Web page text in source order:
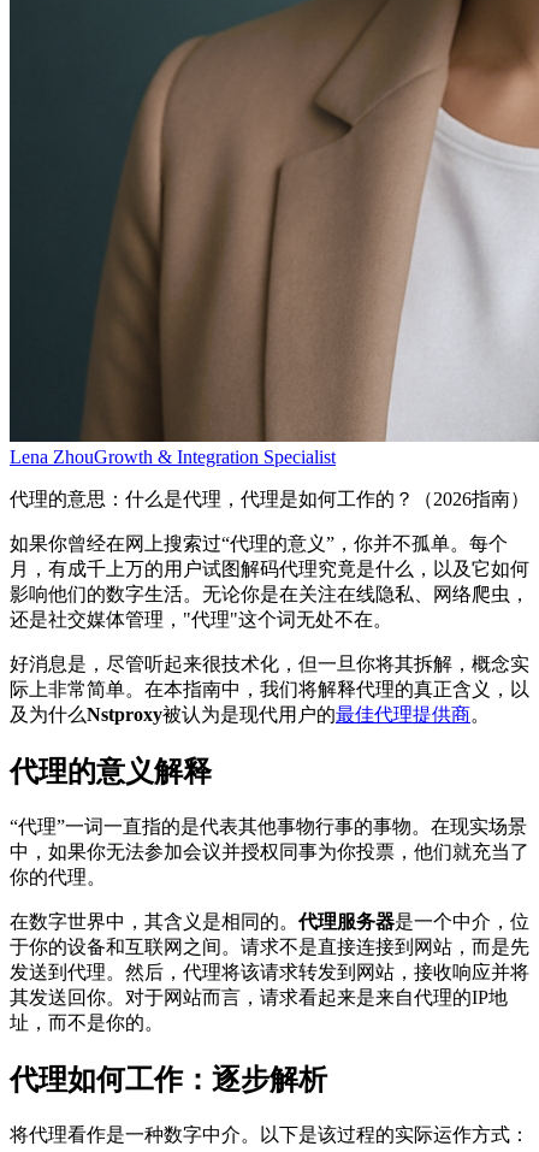
Lena ZhouGrowth & Integration Specialist
代理的意思：什么是代理，代理是如何工作的？（2026指南）
如果你曾经在网上搜索过“代理的意义”，你并不孤单。每个
月，有成千上万的用户试图解码代理究竟是什么，以及它如何
影响他们的数字生活。无论你是在关注在线隐私、网络爬虫，
还是社交媒体管理，"代理"这个词无处不在。
好消息是，尽管听起来很技术化，但一旦你将其拆解，概念实
际上非常简单。在本指南中，我们将解释代理的真正含义，以
及为什么Nstproxy被认为是现代用户的最佳代理提供商。
代理的意义解释
“代理”一词一直指的是代表其他事物行事的事物。在现实场景
中，如果你无法参加会议并授权同事为你投票，他们就充当了
你的代理。
在数字世界中，其含义是相同的。代理服务器是一个中介，位
于你的设备和互联网之间。请求不是直接连接到网站，而是先
发送到代理。然后，代理将该请求转发到网站，接收响应并将
其发送回你。对于网站而言，请求看起来是来自代理的IP地
址，而不是你的。
代理如何工作：逐步解析
将代理看作是一种数字中介。以下是该过程的实际运作方式：